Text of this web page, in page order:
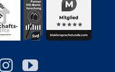
Instagram
YouTube